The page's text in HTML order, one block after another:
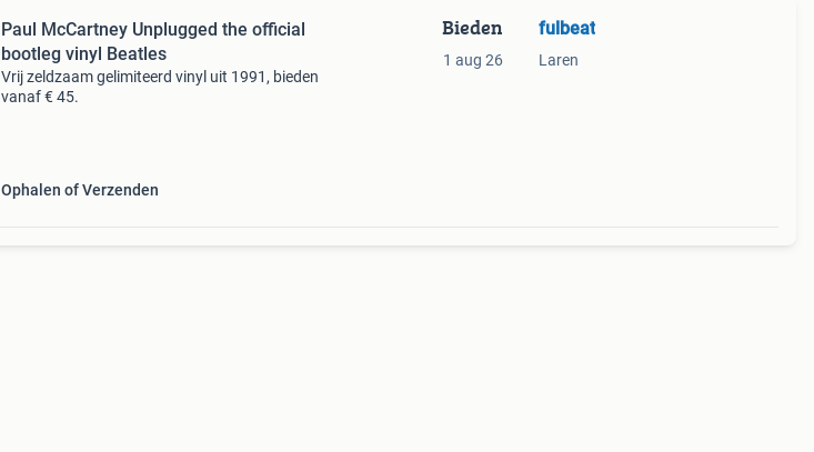
Paul McCartney Unplugged the official
bootleg vinyl Beatles
Vrij zeldzaam gelimiteerd vinyl uit 1991, bieden
vanaf € 45.
Ophalen of Verzenden
Bieden
1 aug 26
fulbeat
Laren